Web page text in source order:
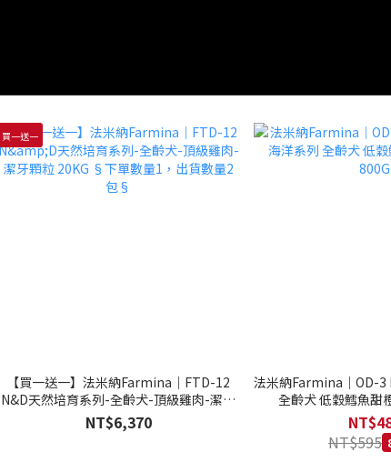
買一送一
【買一送一】法米納Farmina｜FTD-12
N&D天然培育系列-全齡犬-頂級雞肉-潔牙
顆粒 20KG §下單數量1，出貨數量2包§
NT$6,370
法米納Farmina｜OD-3
全齡犬 低穀鱈魚甜
NT$595